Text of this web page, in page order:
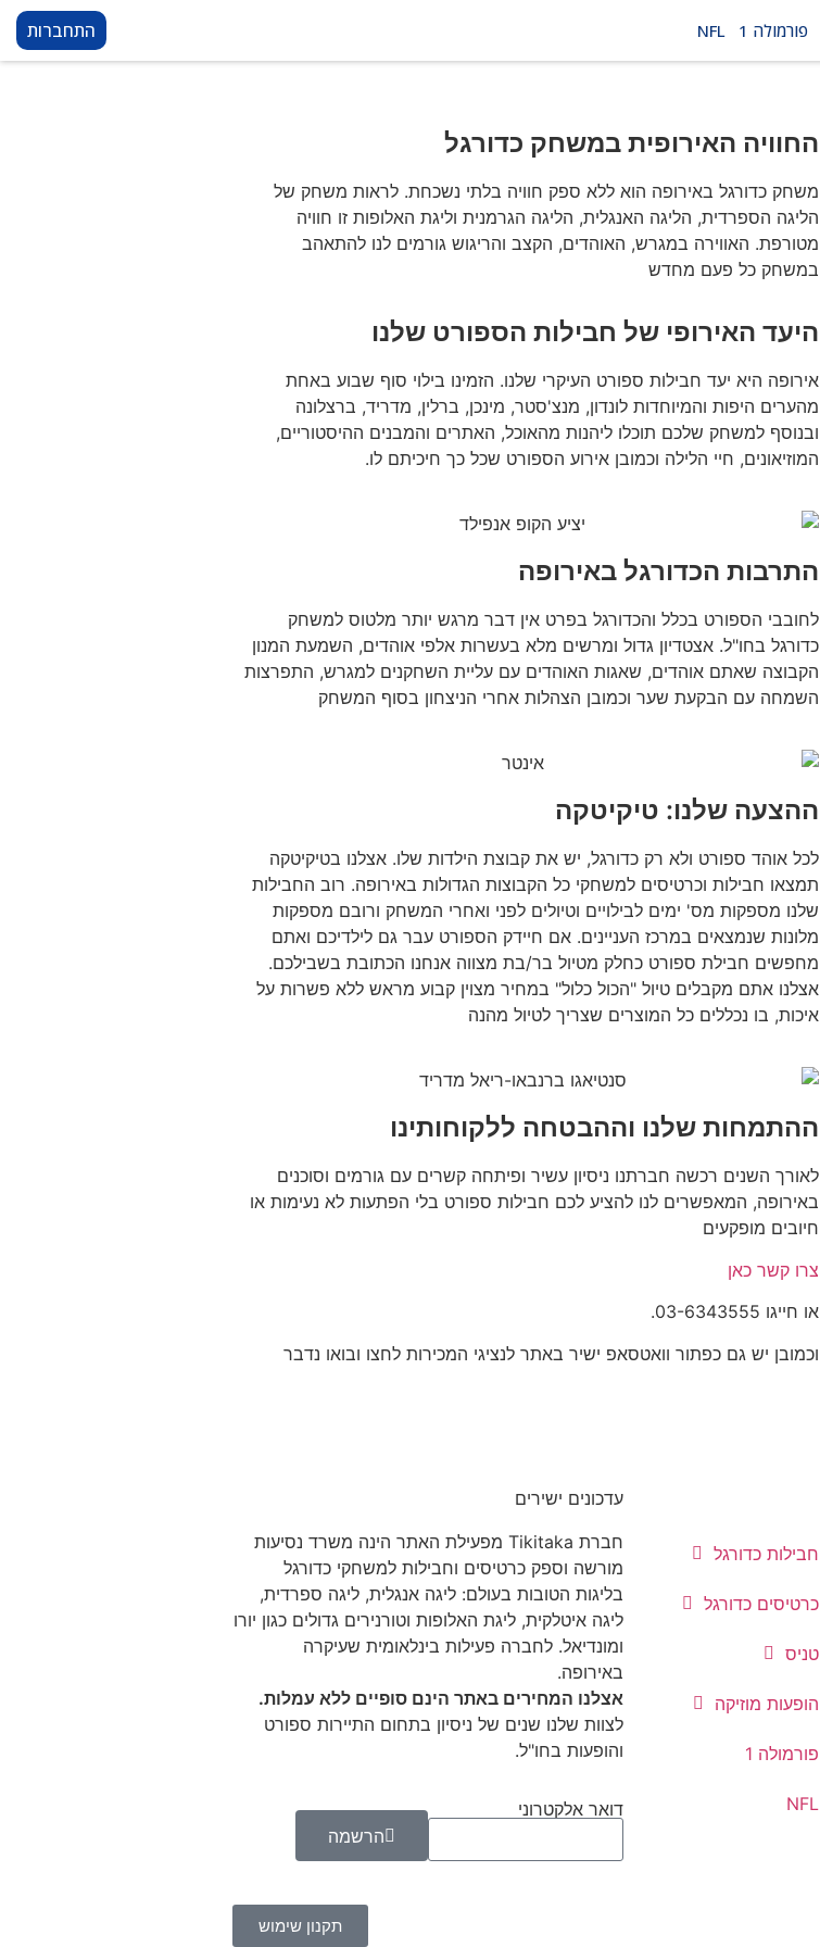
פורמולה 1 NFL התחברות
החוויה האירופית במשחק כדורגל
משחק כדורגל באירופה הוא ללא ספק חוויה בלתי נשכחת. לראות משחק של
הליגה הספרדית, הליגה האנגלית, הליגה הגרמנית וליגת האלופות זו חוויה
מטורפת. האווירה במגרש, האוהדים, הקצב והריגוש גורמים לנו להתאהב
במשחק כל פעם מחדש
היעד האירופי של חבילות הספורט שלנו
אירופה היא יעד חבילות ספורט העיקרי שלנו. הזמינו בילוי סוף שבוע באחת
מהערים היפות והמיוחדות לונדון, מנצ'סטר, מינכן, ברלין, מדריד, ברצלונה
ובנוסף למשחק שלכם תוכלו ליהנות מהאוכל, האתרים והמבנים ההיסטוריים,
המוזיאונים, חיי הלילה וכמובן אירוע הספורט שכל כך חיכיתם לו.
התרבות הכדורגל באירופה
לחובבי הספורט בכלל והכדורגל בפרט אין דבר מרגש יותר מלטוס למשחק
כדורגל בחו"ל. אצטדיון גדול ומרשים מלא בעשרות אלפי אוהדים, השמעת המנון
הקבוצה שאתם אוהדים, שאגות האוהדים עם עליית השחקנים למגרש, התפרצות
השמחה עם הבקעת שער וכמובן הצהלות אחרי הניצחון בסוף המשחק
ההצעה שלנו: טיקיטקה
לכל אוהד ספורט ולא רק כדורגל, יש את קבוצת הילדות שלו. אצלנו בטיקיטקה
תמצאו חבילות וכרטיסים למשחקי כל הקבוצות הגדולות באירופה. רוב החבילות
שלנו מספקות מס' ימים לבילויים וטיולים לפני ואחרי המשחק ורובם מספקות
מלונות שנמצאים במרכז העניינים. אם חיידק הספורט עבר גם לילדיכם ואתם
מחפשים חבילת ספורט כחלק מטיול בר/בת מצווה אנחנו הכתובת בשבילכם.
אצלנו אתם מקבלים טיול "הכול כלול" במחיר מצוין קבוע מראש ללא פשרות על
איכות, בו נכללים כל המוצרים שצריך לטיול מהנה
ההתמחות שלנו וההבטחה ללקוחותינו
לאורך השנים רכשה חברתנו ניסיון עשיר ופיתחה קשרים עם גורמים וסוכנים
באירופה, המאפשרים לנו להציע לכם חבילות ספורט בלי הפתעות לא נעימות או
חיובים מופקעים
צרו קשר כאן
או חייגו 03-6343555.
וכמובן יש גם כפתור וואטסאפ ישיר באתר לנציגי המכירות לחצו ובואו נדבר
חבילות כדורגל
כרטיסים כדורגל
טניס
הופעות מוזיקה
פורמולה 1
NFL
עדכונים ישירים
חברת Tikitaka מפעילת האתר הינה משרד נסיעות
מורשה וספק כרטיסים וחבילות למשחקי כדורגל
בליגות הטובות בעולם: ליגה אנגלית, ליגה ספרדית,
ליגה איטלקית, ליגת האלופות וטורנירים גדולים כגון יורו
ומונדיאל. לחברה פעילות בינלאומית שעיקרה
באירופה.
אצלנו המחירים באתר הינם סופיים ללא עמלות.
לצוות שלנו שנים של ניסיון בתחום התיירות ספורט
והופעות בחו"ל.
דואר אלקטרוני
הרשמה
תקנון שימוש